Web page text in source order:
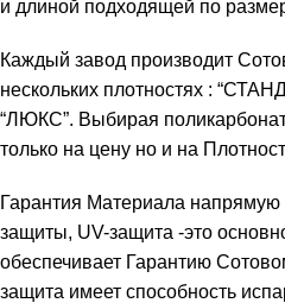
и длиной подходящей по
Каждый завод производит
нескольких плотностях :
“ЛЮКС”. Выбирая
только на цену но и на
Гарантия Материала напрямую
защиты, UV-защита -это
обеспечивает Гарантию
защита имеет способность